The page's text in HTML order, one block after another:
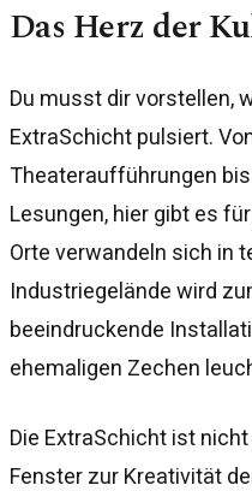
Das Herz der
Du musst dir vorstellen,
ExtraSchicht pulsiert.
Theateraufführungen
Lesungen, hier gibt es
Orte verwandeln sich in
Industriegelände wird
beeindruckende
ehemaligen Zechen
Die ExtraSchicht ist
Fenster zur Kreativität